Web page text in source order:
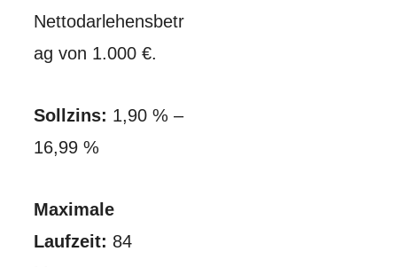
Nettodarlehensbetr
ag von 1.000 €.
Sollzins: 1,90 % –
16,99 %
Maximale
Laufzeit: 84